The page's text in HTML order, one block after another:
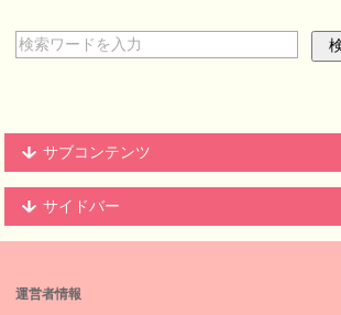
サブコンテンツ
サイドバー
運営者情報